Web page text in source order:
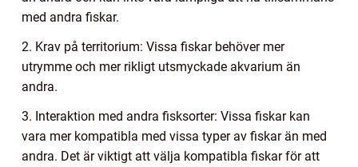
med andra fiskar.
2. Krav på territorium: Vissa fiskar behöver mer
utrymme och mer rikligt utsmyckade akvarium än
andra.
3. Interaktion med andra fisksorter: Vissa fiskar kan
vara mer kompatibla med vissa typer av fiskar än med
andra. Det är viktigt att välja kompatibla fiskar för att